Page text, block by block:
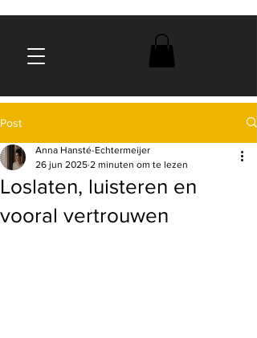
Post
Loslaten, luisteren en
vooral vertrouwen
Anna Hansté-Echtermeijer
26 jun 2025 2 minuten om te lezen